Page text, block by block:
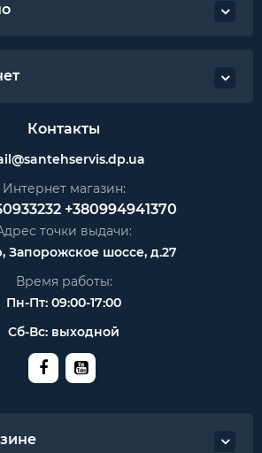
Контакты
Интернет магазин:
+380994941370
точки выдачи:
Запорожское шоссе, д.27
Время работы:
Пн-Пт: 09:00-17:00
Сб-Вс: выходной